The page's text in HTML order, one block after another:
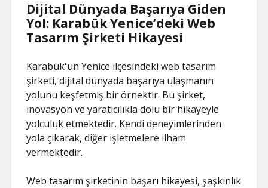
Dijital Dünyada Başarıya Giden
Yol: Karabük Yenice’deki Web
Tasarım Şirketi Hikayesi
Karabük'ün Yenice ilçesindeki web tasarım
şirketi, dijital dünyada başarıya ulaşmanın
yolunu keşfetmiş bir örnektir. Bu şirket,
inovasyon ve yaratıcılıkla dolu bir hikayeyle
yolculuk etmektedir. Kendi deneyimlerinden
yola çıkarak, diğer işletmelere ilham
vermektedir.
Web tasarım şirketinin başarı hikayesi, şaşkınlık